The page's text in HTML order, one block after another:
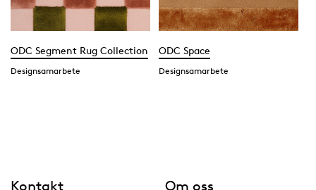
ODC Segment Rug Collection
Designsamarbete
ODC Space
Designsamarbete
Kontakt Om oss